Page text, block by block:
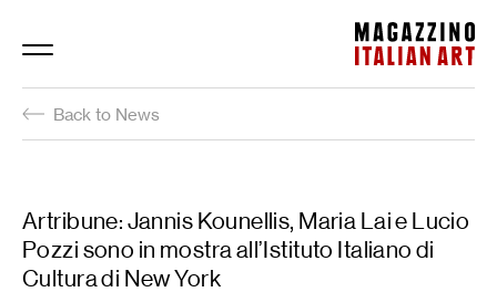
Magazzino Italian Art
Back to News
Artribune: Jannis Kounellis, Maria Lai e Lucio
Pozzi sono in mostra all’Istituto Italiano di
Cultura di New York